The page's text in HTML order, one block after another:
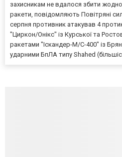
захисникам не вдалося збити
ракети, повідомляють Повітряні
серпня противник атакував 4
"Циркон/Онікс" із Курської та
ракетами "Іскандер-М/С-400" із
ударними БпЛА типу Shahed